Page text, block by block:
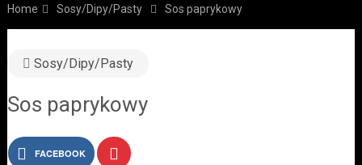
Home Sosy/Dipy/Pasty Sos paprykowy
Sosy/Dipy/Pasty
Sos paprykowy
FACEBOOK